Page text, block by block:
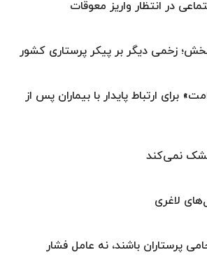
در انتظار واریز معوقات
زخمی دیگر بر پیکر پرستاری کشور
برای ارتباط پایدار با بیماران پس از
نمی‌کند
لاغری
پرستاران باشند، نه عامل فشار